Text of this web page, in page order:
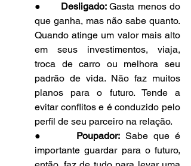
● Desligado: Gasta menos do
que ganha, mas não sabe quanto.
Quando atinge um valor mais alto
em seus investimentos, viaja,
troca de carro ou melhora seu
padrão de vida. Não faz muitos
planos para o futuro. Tende a
evitar conflitos e é conduzido pelo
perfil de seu parceiro na relação.
● Poupador: Sabe que é
importante guardar para o futuro,